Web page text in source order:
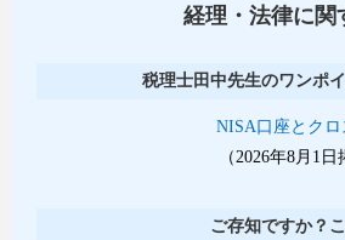
経理・法律に関
税理士田中先生のワンポ
NISA口座とクロ
（2026年8月1日
ご存知ですか？